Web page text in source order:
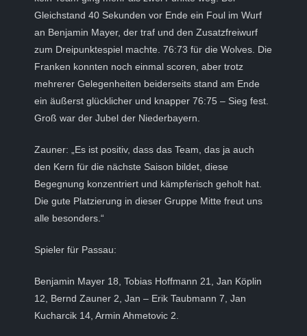
Gleichstand 40 Sekunden vor Ende ein Foul im Wurf
an Benjamin Mayer, der traf und den Zusatzfreiwurf
zum Dreipunktespiel machte. 76:73 für die Wolves. Die
Franken konnten noch einmal scoren, aber trotz
mehrerer Gelegenheiten beiderseits stand am Ende
ein äußerst glücklicher und knapper 76:75 – Sieg fest.
Groß war der Jubel der Niederbayern.
Zauner: „Es ist positiv, dass das Team, das ja auch
den Kern für die nächste Saison bildet, diese
Begegnung konzentriert und kämpferisch geholt hat.
Die gute Platzierung in dieser Gruppe Mitte freut uns
alle besonders.“
Spieler für Passau:
Benjamin Mayer 18, Tobias Hoffmann 21, Jan Köplin
12, Bernd Zauner 2, Jan – Erik Taubmann 7, Jan
Kucharcik 14, Armin Ahmetovic 2.